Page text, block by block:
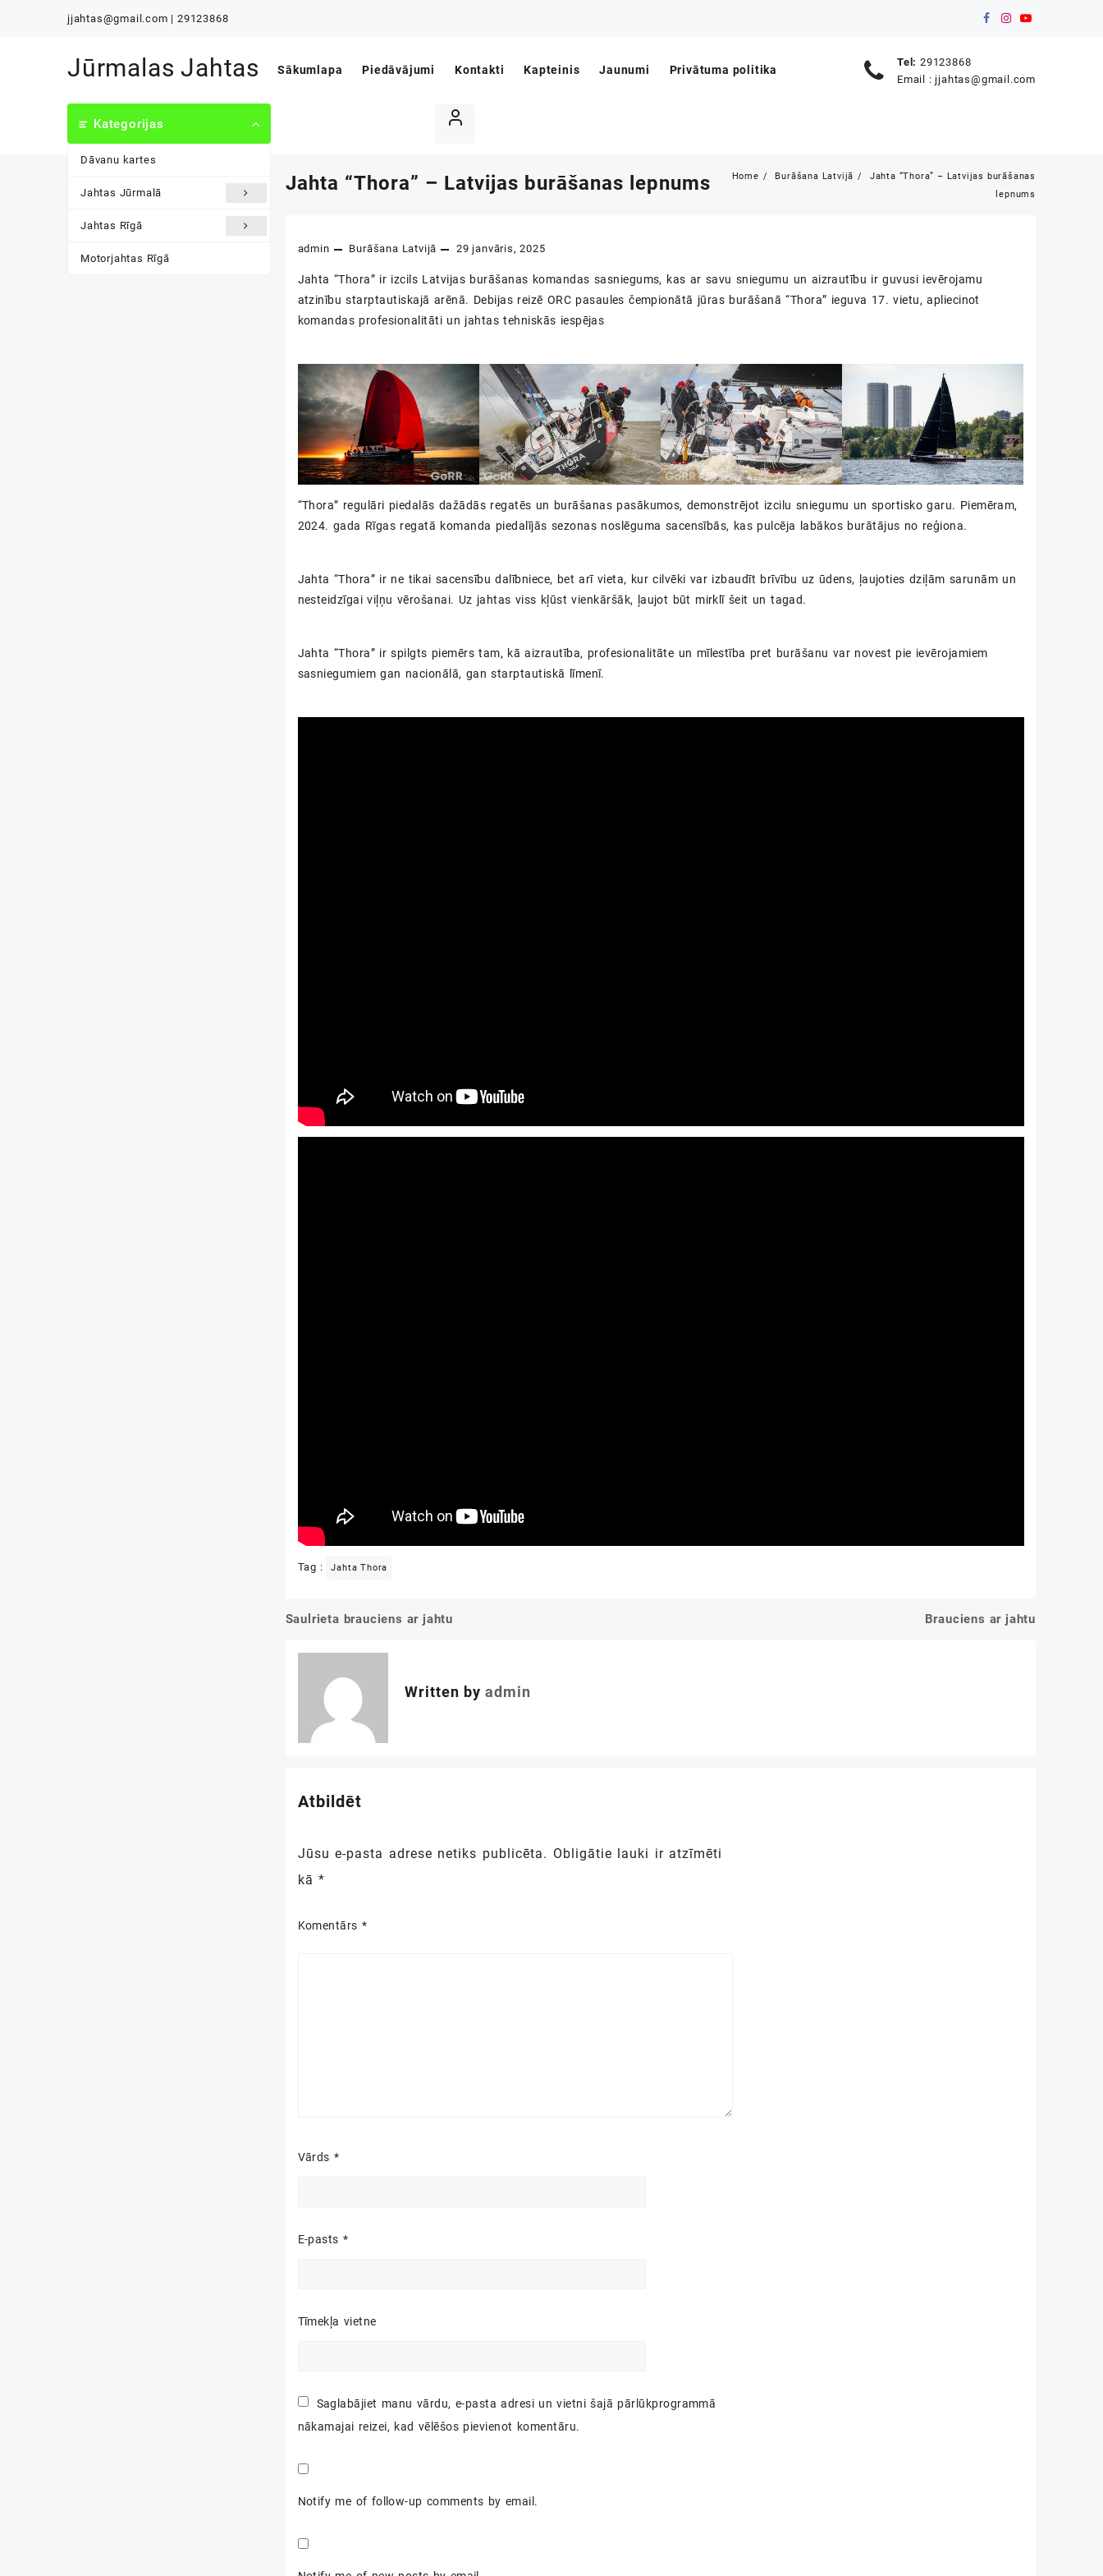
jjahtas@gmail.com | 29123868
Jūrmalas Jahtas Sākumlapa Piedāvājumi Kontakti Kapteinis Jaunumi Privātuma politika
Tel: 29123868
Email : jjahtas@gmail.com
Kategorijas
Dāvanu kartes
Jahtas Jūrmalā
Jahtas Rīgā
Motorjahtas Rīgā
Jahta “Thora” – Latvijas burāšanas lepnums Home Burāšana Latvijā
Jahta “Thora” – Latvijas burāšanas
lepnums
admin Burāšana Latvijā 29 janvāris, 2025
Jahta “Thora” ir izcils Latvijas burāšanas komandas sasniegums, kas ar savu sniegumu un aizrautību ir guvusi ievērojamu
atzinību starptautiskajā arēnā. Debijas reizē ORC pasaules čempionātā jūras burāšanā “Thora” ieguva 17. vietu, apliecinot
komandas profesionalitāti un jahtas tehniskās iespējas
“Thora” regulāri piedalās dažādās regatēs un burāšanas pasākumos, demonstrējot izcilu sniegumu un sportisko garu. Piemēram,
2024. gada Rīgas regatā komanda piedalījās sezonas noslēguma sacensībās, kas pulcēja labākos burātājus no reģiona.
Jahta “Thora” ir ne tikai sacensību dalībniece, bet arī vieta, kur cilvēki var izbaudīt brīvību uz ūdens, ļaujoties dziļām sarunām un
nesteidzīgai viļņu vērošanai. Uz jahtas viss kļūst vienkāršāk, ļaujot būt mirklī šeit un tagad.
Jahta “Thora” ir spilgts piemērs tam, kā aizrautība, profesionalitāte un mīlestība pret burāšanu var novest pie ievērojamiem
sasniegumiem gan nacionālā, gan starptautiskā līmenī.
Tag : Jahta Thora
Ziņu
izvēlne
Saulrieta brauciens ar jahtu Brauciens ar jahtu
Written by admin
Atbildēt
Jūsu e-pasta adrese netiks publicēta. Obligātie lauki ir atzīmēti
kā*
Komentārs *
Vārds *
E-pasts *
Tīmekļa vietne
Saglabājiet manu vārdu, e-pasta adresi un vietni šajā pārlūkprogrammā
nākamajai reizei, kad vēlēšos pievienot komentāru.
Notify me of follow-up comments by email.